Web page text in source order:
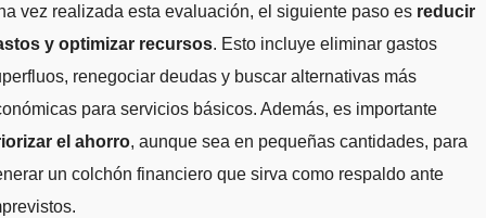
vez realizada esta evaluación, el siguiente paso es reducir
y optimizar recursos. Esto incluye eliminar gastos
renegociar deudas y buscar alternativas más
para servicios básicos. Además, es importante
el ahorro, aunque sea en pequeñas cantidades, para
un colchón financiero que sirva como respaldo ante